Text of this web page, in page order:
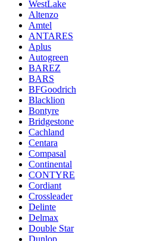
WestLake
Altenzo
Amtel
ANTARES
Aplus
Autogreen
BAREZ
BARS
BFGoodrich
Blacklion
Bontyre
Bridgestone
Cachland
Centara
Compasal
Continental
CONTYRE
Cordiant
Crossleader
Delinte
Delmax
Double Star
Dunlop